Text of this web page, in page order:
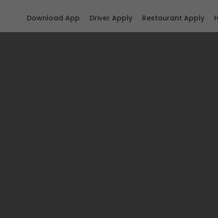
Restaurant Apply
Driver Apply
Download App